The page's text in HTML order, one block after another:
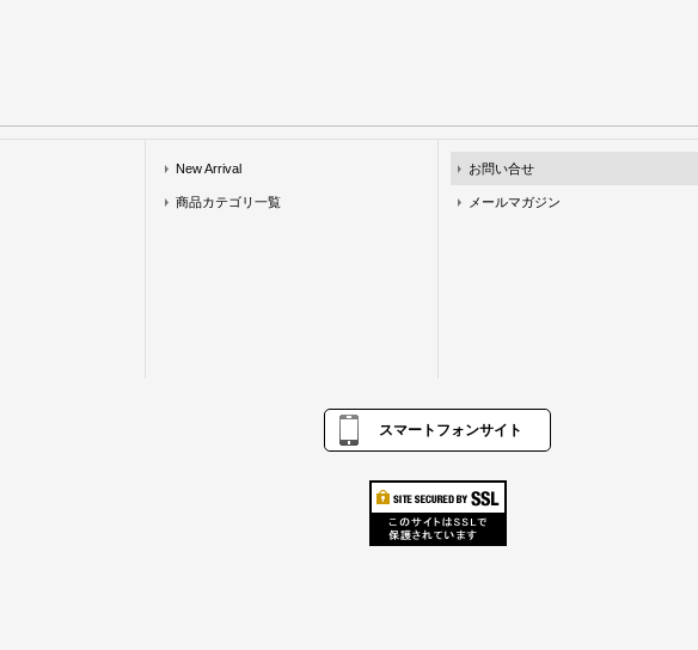
New Arrival
商品カテゴリ一覧
お問い合せ
メールマガジン
スマートフォンサイト